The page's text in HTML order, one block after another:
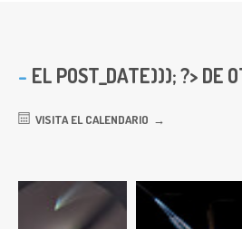
EL POST_DATE))); ?> DE
VISITA EL CALENDARIO